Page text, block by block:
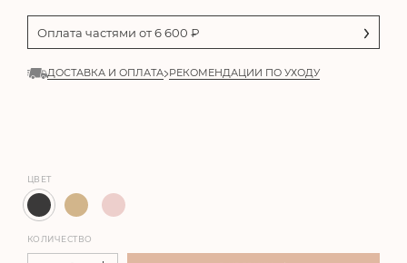
Оплата частями от6 600 ₽
ДОСТАВКА И ОПЛАТА РЕКОМЕНДАЦИИ ПО УХОДУ
ЦВЕТ
КОЛИЧЕСТВО